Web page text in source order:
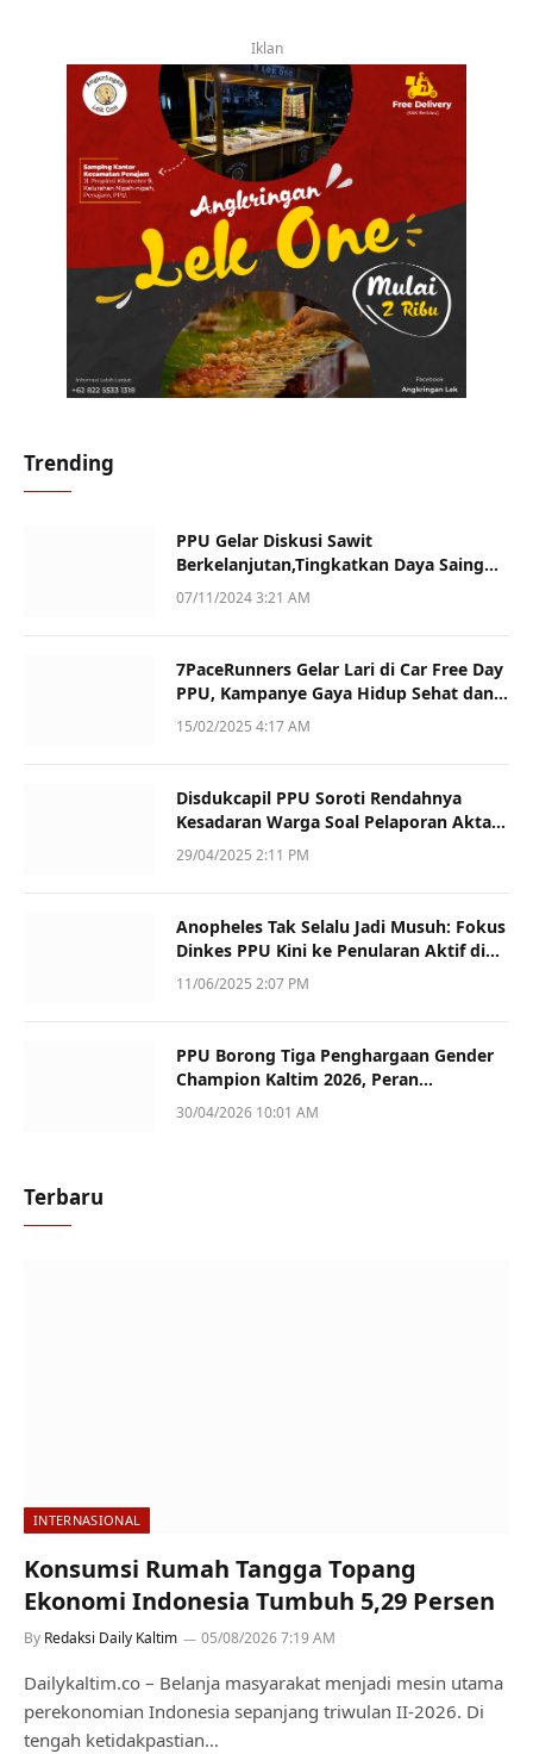
Iklan
Trending
PPU Gelar Diskusi Sawit
Berkelanjutan,Tingkatkan Daya Saing
dan Kualitas
07/11/2024 3:21 AM
7PaceRunners Gelar Lari di Car Free Day
PPU, Kampanye Gaya Hidup Sehat dan
Dukung UMKM
15/02/2025 4:17 AM
Disdukcapil PPU Soroti Rendahnya
Kesadaran Warga Soal Pelaporan Akta
Kematian
29/04/2025 2:11 PM
Anopheles Tak Selalu Jadi Musuh: Fokus
Dinkes PPU Kini ke Penularan Aktif di
Sotek
11/06/2025 2:07 PM
PPU Borong Tiga Penghargaan Gender
Champion Kaltim 2026, Peran
Perempuan Jadi Sorotan
30/04/2026 10:01 AM
Terbaru
INTERNASIONAL
Konsumsi Rumah Tangga Topang
Ekonomi Indonesia Tumbuh 5,29 Persen
By Redaksi Daily Kaltim 05/08/2026 7:19 AM
Dailykaltim.co – Belanja masyarakat menjadi mesin utama
perekonomian Indonesia sepanjang triwulan II-2026. Di
tengah ketidakpastian…